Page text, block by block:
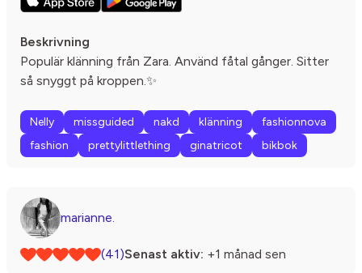
Beskrivning
Populär klänning från Zara. Använd fåtal gånger. Sitter
så snyggt på kroppen.✨
Nelly missguided nakd klänning
fashionnova
fashion
prettylittlething ginatricot bikbok
marianne.
(41)Senast aktiv: +1 månad sen